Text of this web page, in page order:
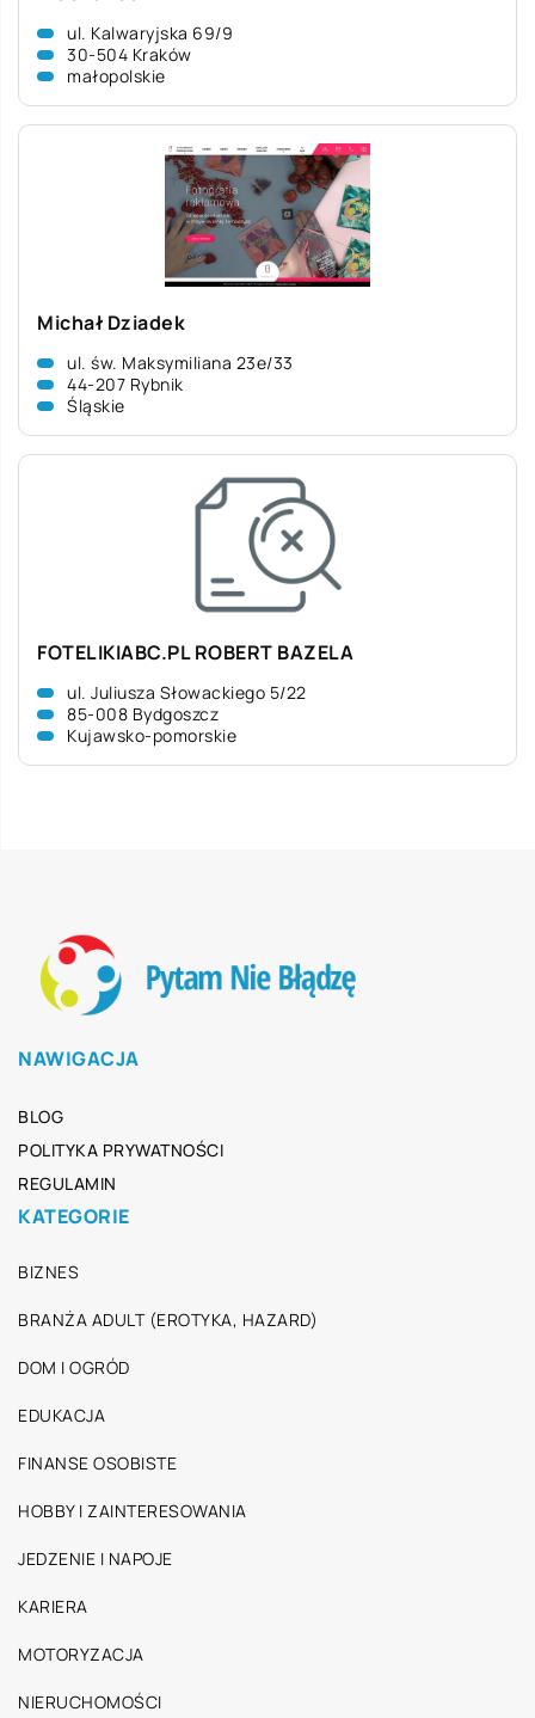
ul. Kalwaryjska 69/9
30-504 Kraków
małopolskie
Michał Dziadek
ul. św. Maksymiliana 23e/33
44-207 Rybnik
Śląskie
FOTELIKIABC.PL ROBERT BAZELA
ul. Juliusza Słowackiego 5/22
85-008 Bydgoszcz
Kujawsko-pomorskie
NAWIGACJA
BLOG
POLITYKA PRYWATNOŚCI
REGULAMIN
KATEGORIE
BIZNES
BRANŻA ADULT (EROTYKA, HAZARD)
DOM I OGRÓD
EDUKACJA
FINANSE OSOBISTE
HOBBY I ZAINTERESOWANIA
JEDZENIE I NAPOJE
KARIERA
MOTORYZACJA
NIERUCHOMOŚCI